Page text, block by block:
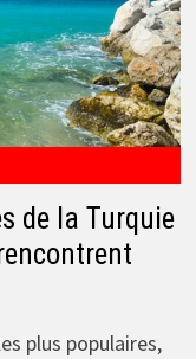
de la Turquie
plus populaires,